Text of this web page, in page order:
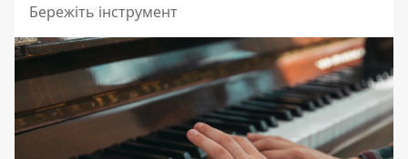
Бережіть інструмент